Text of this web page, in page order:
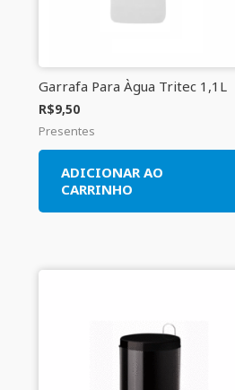
Garrafa Para Àgua Tritec 1,1L
R$9,50
Presentes
ADICIONAR AO
CARRINHO